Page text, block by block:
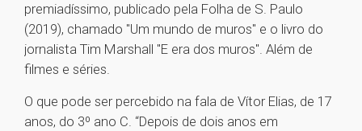
premiadíssimo, publicado pela Folha de S. Paulo
(2019), chamado "Um mundo de muros" e o livro do
jornalista Tim Marshall "E era dos muros". Além de
filmes e séries.
O que pode ser percebido na fala de Vítor Elias, de 17
anos, do 3º ano C. “Depois de dois anos em